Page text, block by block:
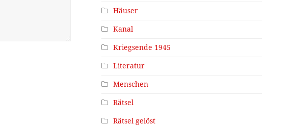
Häuser
Kanal
Kriegsende 1945
Literatur
Menschen
Rätsel
Rätsel gelöst